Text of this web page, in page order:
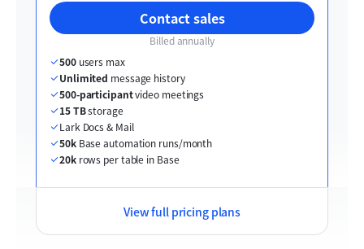
Contact sales
Billed annually
500 users max
Unlimited message history
500-participant video meetings
15 TB storage
Lark Docs & Mail
50k Base automation runs/month
20k rows per table in Base
View full pricing plans